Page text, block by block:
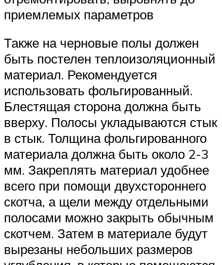
приемлемых параметров
Также на черновые полы должен
быть постелен теплоизоляционный
материал. Рекомендуется
использовать фольгированный.
Блестящая сторона должна быть
вверху. Полосы укладываются стык
в стык. Толщина фольгированного
материала должна быть около 2-3
мм. Закреплять материал удобнее
всего при помощи двухстороннего
скотча, а щели между отдельными
полосами можно закрыть обычным
скотчем. Затем в материале будут
вырезаны небольших размеров